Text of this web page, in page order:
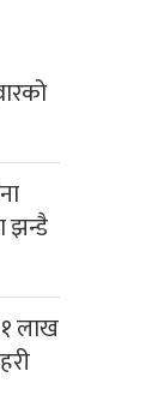
झन्डै
१ लाख